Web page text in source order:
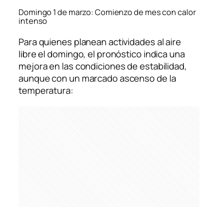
Domingo 1 de marzo: Comienzo de mes con calor
intenso
Para quienes planean actividades al aire
libre el domingo, el pronóstico indica una
mejora en las condiciones de estabilidad,
aunque con un marcado ascenso de la
temperatura: